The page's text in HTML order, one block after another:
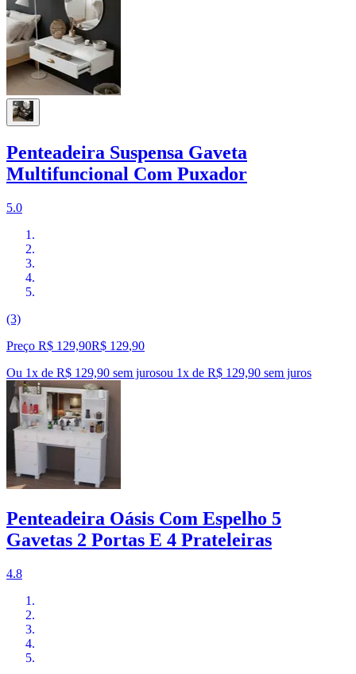
Penteadeira Suspensa Gaveta
Multifuncional Com Puxador
5.0
(3)
Preço R$ 129,90R$ 129,90
Ou 1x de R$ 129,90 sem jurosou 1x de R$ 129,90 sem juros
Penteadeira Oásis Com Espelho 5
Gavetas 2 Portas E 4 Prateleiras
4.8